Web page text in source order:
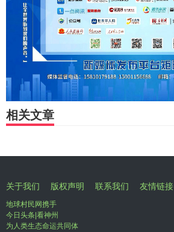
相关文章
关于我们 版权声明 联系我们 友情链接
地球村民网携手
今日头条|看神州
为人类生态命运共同体